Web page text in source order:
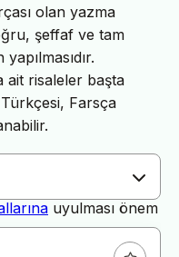
olan yazma
şeffaf ve tam
ait risaleler başta
Farsça
hızlı ve sağlıklı
uyulması önem
uymayan